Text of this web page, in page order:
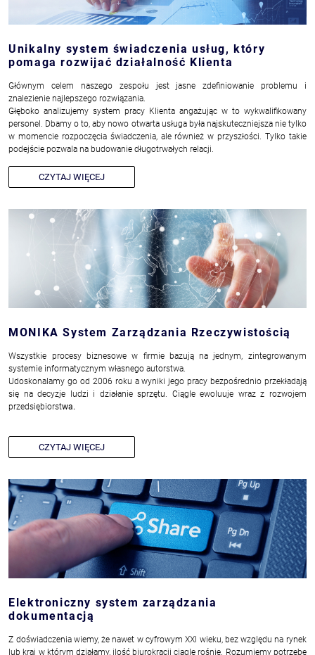
Unikalny system świadczenia usług, który
pomaga rozwijać działalność Klienta
Głównym celem naszego zespołu jest jasne zdefiniowanie problemu i
znalezienie najlepszego rozwiązania.
Głęboko analizujemy system pracy Klienta angażując w to wykwalifikowany
personel. Dbamy o to, aby nowo otwarta usługa była najskuteczniejsza nie tylko
w momencie rozpoczęcia świadczenia, ale również w przyszłości. Tylko takie
podejście pozwala na budowanie długotrwałych relacji.
CZYTAJ WIĘCEJ
MONIKA System Zarządzania Rzeczywistością
Wszystkie procesy biznesowe w firmie bazują na jednym, zintegrowanym
systemie informatycznym własnego autorstwa.
Udoskonalamy go od 2006 roku a wyniki jego pracy bezpośrednio przekładają
się na decyzje ludzi i działanie sprzętu. Ciągle ewoluuje wraz z rozwojem
przedsiębiorstwa.
CZYTAJ WIĘCEJ
Elektroniczny system zarządzania
dokumentacją
Z doświadczenia wiemy, że nawet w cyfrowym XXI wieku, bez względu na rynek
lub kraj w którym działamy, ilość biurokracji ciągle rośnie. Rozumiemy potrzebę